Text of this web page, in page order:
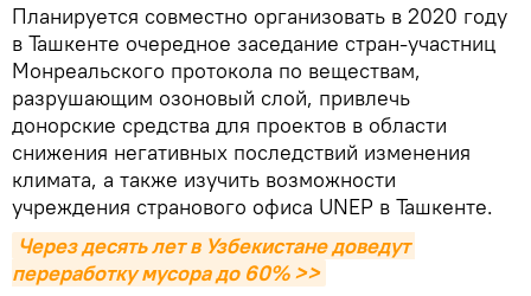
Планируется совместно организовать в 2020 году
в Ташкенте очередное заседание стран-участниц
Монреальского протокола по веществам,
разрушающим озоновый слой, привлечь
донорские средства для проектов в области
снижения негативных последствий изменения
климата, а также изучить возможности
учреждения странового офиса UNEP в Ташкенте.
Через десять лет в Узбекистане доведут
переработку мусора до 60% >>